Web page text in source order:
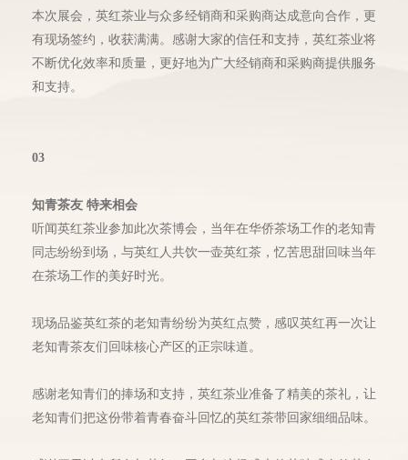
本次展会，英红茶业与众多经销商和采购商达成意向合作，更
有现场签约，收获满满。感谢大家的信任和支持，英红茶业将
不断优化效率和质量，更好地为广大经销商和采购商提供服务
和支持。
03
知青茶友 特来相会
听闻英红茶业参加此次茶博会，当年在华侨茶场工作的老知青
同志纷纷到场，与英红人共饮一壶英红茶，忆苦思甜回味当年
在茶场工作的美好时光。
现场品鉴英红茶的老知青纷纷为英红点赞，感叹英红再一次让
老知青茶友们回味核心产区的正宗味道。
感谢老知青们的捧场和支持，英红茶业准备了精美的茶礼，让
老知青们把这份带着青春奋斗回忆的英红茶带回家细细品味。